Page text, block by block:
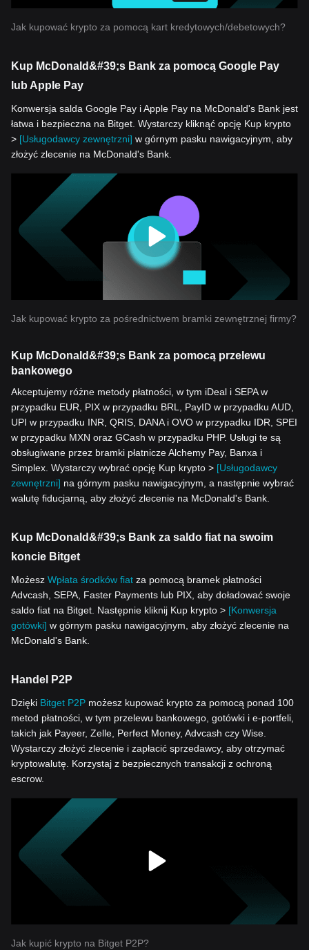
Jak kupować krypto za pomocą kart kredytowych/debetowych?
Kup McDonald&#39;s Bank za pomocą Google Pay
lub Apple Pay
Konwersja salda Google Pay i Apple Pay na McDonald's Bank jest
łatwa i bezpieczna na Bitget. Wystarczy kliknąć opcję Kup krypto
> [Usługodawcy zewnętrzni] w górnym pasku nawigacyjnym, aby
złożyć zlecenie na McDonald's Bank.
Jak kupować krypto za pośrednictwem bramki zewnętrznej firmy?
Kup McDonald&#39;s Bank za pomocą przelewu
bankowego
Akceptujemy różne metody płatności, w tym iDeal i SEPA w
przypadku EUR, PIX w przypadku BRL, PayID w przypadku AUD,
UPI w przypadku INR, QRIS, DANA i OVO w przypadku IDR, SPEI
w przypadku MXN oraz GCash w przypadku PHP. Usługi te są
obsługiwane przez bramki płatnicze Alchemy Pay, Banxa i
Simplex. Wystarczy wybrać opcję Kup krypto > [Usługodawcy
zewnętrzni] na górnym pasku nawigacyjnym, a następnie wybrać
walutę fiducjarną, aby złożyć zlecenie na McDonald's Bank.
Kup McDonald&#39;s Bank za saldo fiat na swoim
koncie Bitget
Możesz Wpłata środków fiat za pomocą bramek płatności
Advcash, SEPA, Faster Payments lub PIX, aby doładować swoje
saldo fiat na Bitget. Następnie kliknij Kup krypto > [Konwersja
gotówki] w górnym pasku nawigacyjnym, aby złożyć zlecenie na
McDonald's Bank.
Handel P2P
Dzięki Bitget P2P możesz kupować krypto za pomocą ponad 100
metod płatności, w tym przelewu bankowego, gotówki i e-portfeli,
takich jak Payeer, Zelle, Perfect Money, Advcash czy Wise.
Wystarczy złożyć zlecenie i zapłacić sprzedawcy, aby otrzymać
kryptowalutę. Korzystaj z bezpiecznych transakcji z ochroną
escrow.
Jak kupić krypto na Bitget P2P?